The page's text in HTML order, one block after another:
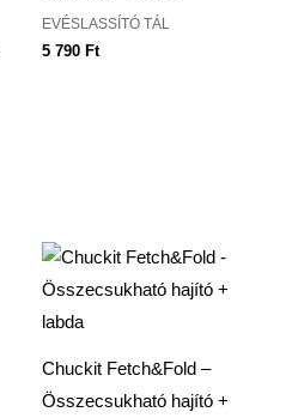
EVÉSLASSÍTÓ TÁL
5 790 Ft
Chuckit Fetch&Fold –
Összecsukható hajító +